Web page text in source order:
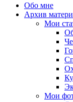
Обо мне
Архив
Мои
Мои